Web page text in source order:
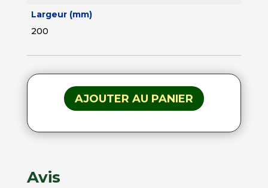
Largeur (mm)
200
AJOUTER AU PANIER
Avis